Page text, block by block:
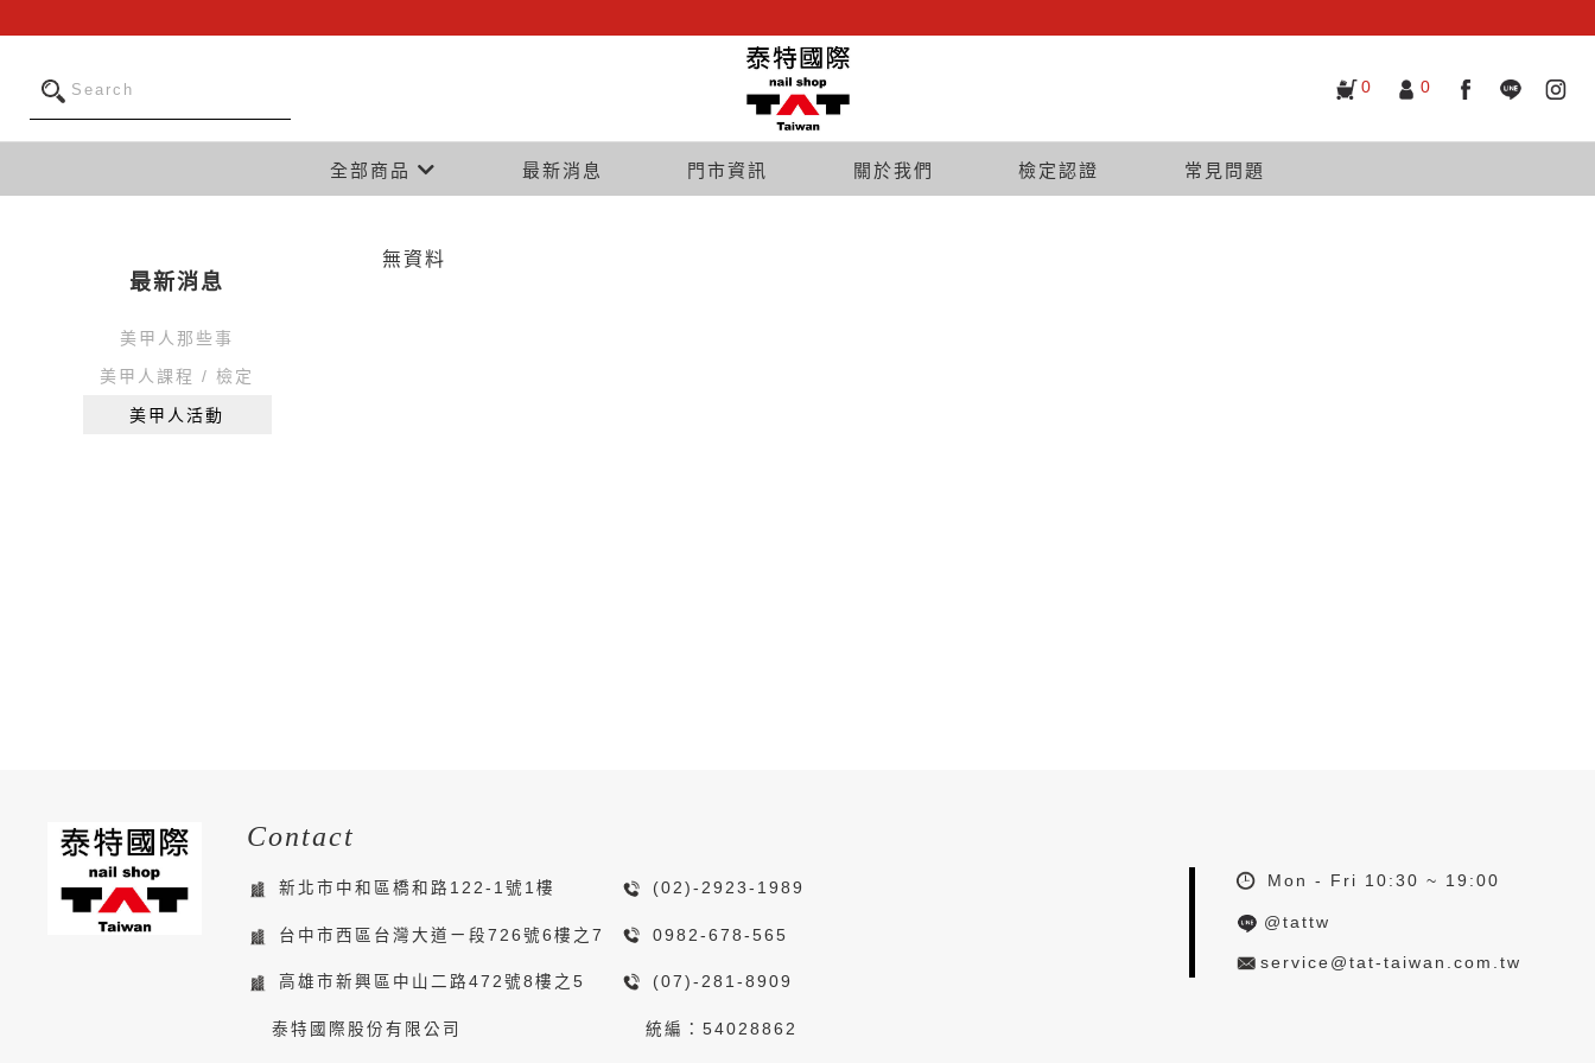
全部商品 最新消息 門市資訊 關於我們 檢定認證 常見問題
0 0
最新消息
美甲人那些事
美甲人課程 / 檢定
美甲人活動
無資料
Contact
新北市中和區橋和路122-1號1樓 (02)-2923-1989
台中市西區台灣大道ㄧ段726號6樓之7 0982-678-565
高雄市新興區中山二路472號8樓之5 (07)-281-8909
泰特國際股份有限公司 統編：54028862
Mon - Fri 10:30 ~ 19:00
@tattw
service@tat-taiwan.com.tw